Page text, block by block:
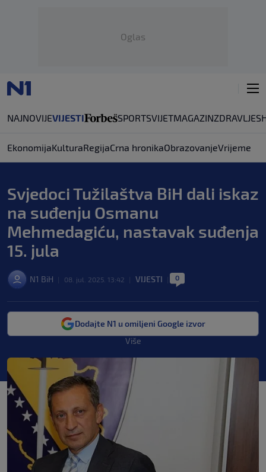
Oglas
NAJNOVIJEVIJESTI SPORTSVIJETMAGAZINZDRAVLJE
EkonomijaKulturaRegijaCrna hronikaObrazovanjeVrijeme
Svjedoci Tužilaštva BiH dali iskaz
na suđenju Osmanu
Mehmedagiću, nastavak suđenja
15. jula
N1 BiH 08. jul. 2025. 13:42 VIJESTI 0
Dodajte N1 u omiljeni Google izvor
Više